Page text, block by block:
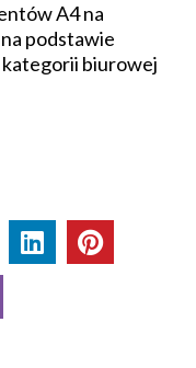
A4 na
podstawie
biurowej